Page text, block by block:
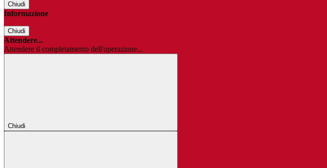
Chiudi
Informazione
Chiudi
Attendere...
Attendere il completamento dell'operazione...
Chiudi